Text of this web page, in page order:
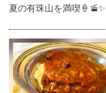
夏の有珠山を満喫🍦🚡✨